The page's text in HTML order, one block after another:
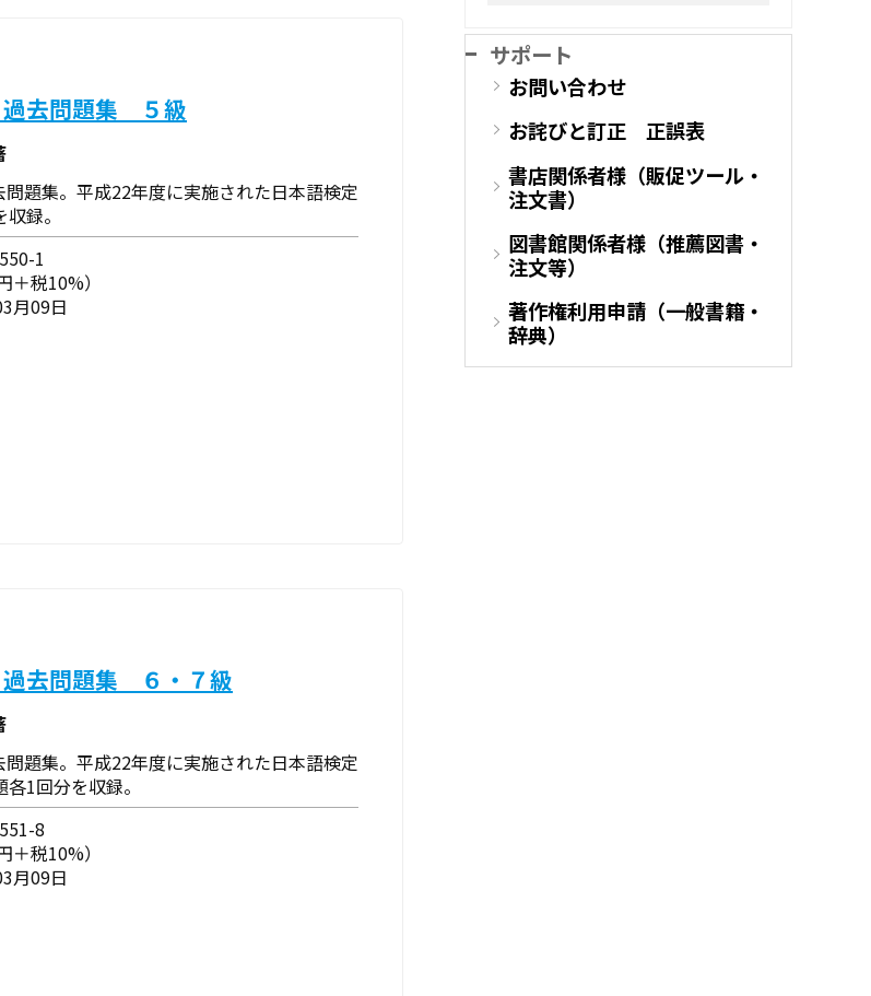
過去問題集 ５級
題集。平成22年度に実施された日本語検定
録。
1
税10%）
月09日
過去問題集 ６・７級
題集。平成22年度に実施された日本語検定
1回分を収録。
8
税10%）
月09日
サポート
お問い合わせ
お詫びと訂正 正誤表
書店関係者様（販促ツール・
注文書）
図書館関係者様（推薦図書・
注文等）
著作権利用申請（一般書籍・
辞典）